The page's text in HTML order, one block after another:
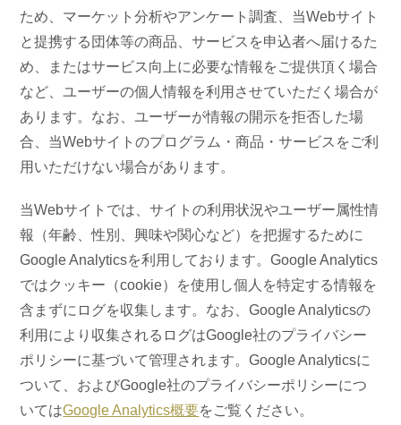
ため、マーケット分析やアンケート調査、当Webサイト
と提携する団体等の商品、サービスを申込者へ届けるた
め、またはサービス向上に必要な情報をご提供頂く場合
など、ユーザーの個人情報を利用させていただく場合が
あります。なお、ユーザーが情報の開示を拒否した場
合、当Webサイトのプログラム・商品・サービスをご利
用いただけない場合があります。
当Webサイトでは、サイトの利用状況やユーザー属性情
報（年齢、性別、興味や関心など）を把握するために
Google Analyticsを利用しております。Google Analytics
ではクッキー（cookie）を使用し個人を特定する情報を
含まずにログを収集します。なお、Google Analyticsの
利用により収集されるログはGoogle社のプライバシー
ポリシーに基づいて管理されます。Google Analyticsに
ついて、およびGoogle社のプライバシーポリシーにつ
いてはGoogle Analytics概要をご覧ください。